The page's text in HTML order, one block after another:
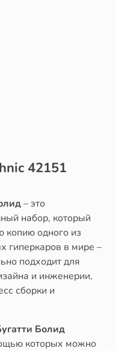
42151
– это
набор, который
копию одного из
в мире –
подходит для
и инженерии,
сборки и
Болид
которых можно